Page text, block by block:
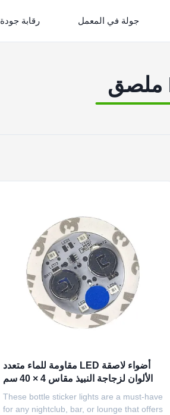
جولة في المعمل رقابة جودة
أضواء لاصقة LED مقاومة للماء متعدد
الألوان لزجاجة النبيذ مقاس 4 × 40 سم
These bottle sticker lights are a must-have
for any nightclub, bar, or lounge that offers